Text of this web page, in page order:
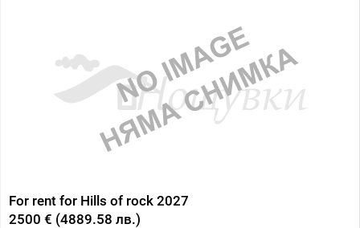
For rent for Hills of rock 2027
2500 € (4889.58 лв.)